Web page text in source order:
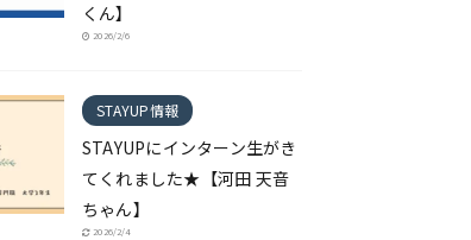
くん】
2026/2/6
STAYUP情報
STAYUPにインターン生がき
てくれました★【河田 天音
ちゃん】
2026/2/4